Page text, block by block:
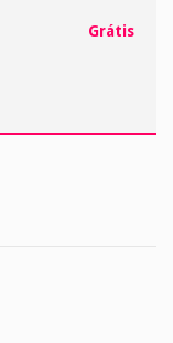
Grátis